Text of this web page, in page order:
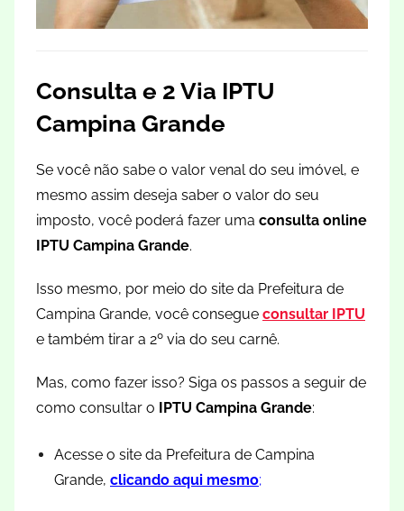
Consulta e 2 Via IPTU
Campina Grande
Se você não sabe o valor venal do seu imóvel, e
mesmo assim deseja saber o valor do seu
imposto, você poderá fazer uma consulta online
IPTU Campina Grande.
Isso mesmo, por meio do site da Prefeitura de
Campina Grande, você consegue consultar IPTU
e também tirar a 2º via do seu carnê.
Mas, como fazer isso? Siga os passos a seguir de
como consultar o IPTU Campina Grande:
Acesse o site da Prefeitura de Campina
Grande, clicando aqui mesmo;